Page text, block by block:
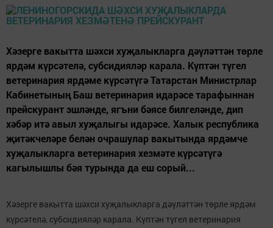
Хәзерге вакытта шәхси хуҗалыкларга дәүләттән төрле
ярдәм күрсәтелә, субсидияләр карала. Күптән түгел
ветеринария ярдәме күрсәтүгә Татарстан Министрлар
Кабинетының Баш ветеринария идарәсе тарафыннан
прейскурант эшләнде, ягъни бәясе билгеләнде, дип
хәбәр итә авыл хуҗалыгы идарәсе. Халык республика
җитәкчеләре белән очрашулар вакытында ярдәмче
хуҗалыкларга ветеринария хезмәте күрсәтүгә
кагылышлы бәя турында да еш сорый...
Хәзерге вакытта шәхси хуҗалыкларга дәүләттән төрле ярдәм
күрсәтелә, субсидияләр карала. Күптән түгел ветеринария